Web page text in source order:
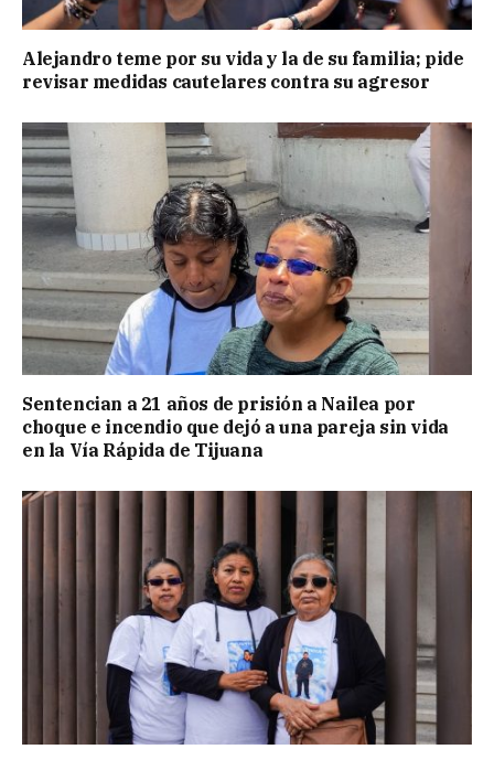
Alejandro teme por su vida y la de su familia; pide
revisar medidas cautelares contra su agresor
Sentencian a 21 años de prisión a Nailea por
choque e incendio que dejó a una pareja sin vida
en la Vía Rápida de Tijuana